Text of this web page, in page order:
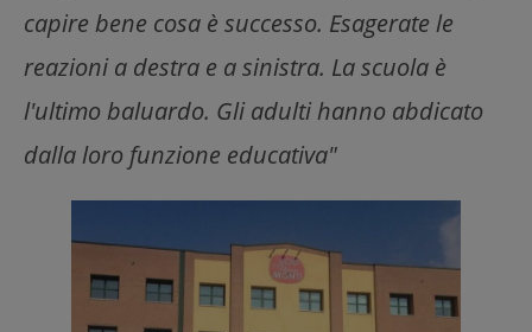
capire bene cosa è successo. Esagerate le
reazioni a destra e a sinistra. La scuola è
l'ultimo baluardo. Gli adulti hanno abdicato
dalla loro funzione educativa"